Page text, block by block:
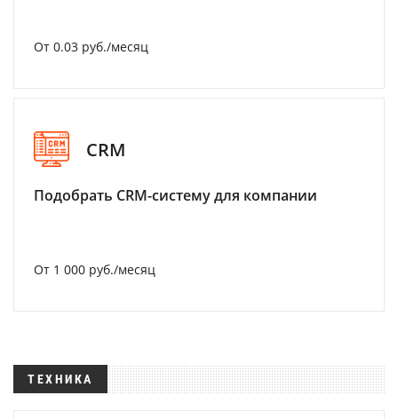
От 0.03 руб./месяц
CRM
Подобрать CRM-систему для компании
От 1 000 руб./месяц
ТЕХНИКА